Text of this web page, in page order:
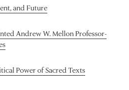
and Future
Andrew W. Mellon Professor-
Power of Sacred Texts